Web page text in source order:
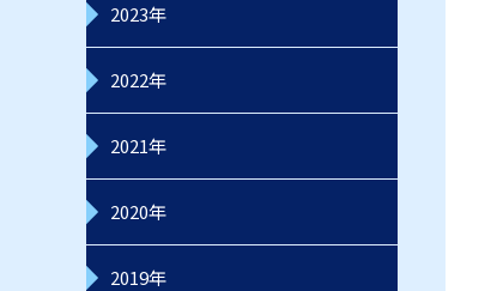
2023年
2022年
2021年
2020年
2019年